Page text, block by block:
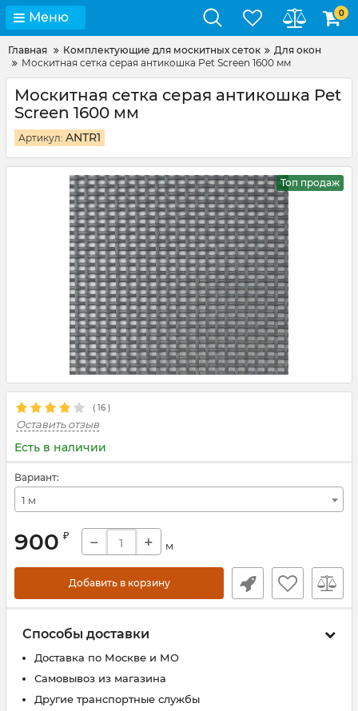
Меню 0
Главная Комплектующие для москитных сеток
Для окон
Москитная сетка серая антикошка Pet Screen 1600 мм
Москитная сетка серая антикошка Pet
Screen 1600 мм
Артикул: ANTR1
Топ продаж
( 16 )
Оставить отзыв
Есть в наличии
Вариант:
1 м
900 ₽ − + м
Добавить в корзину
Способы доставки
Доставка по Москве и МО
Самовывоз из магазина
Другие транспортные службы